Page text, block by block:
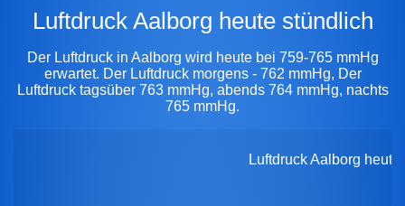
Luftdruck Aalborg heute stündlich
Der Luftdruck in Aalborg wird heute bei 759-765 mmHg
erwartet. Der Luftdruck morgens - 762 mmHg, Der
Luftdruck tagsüber 763 mmHg, abends 764 mmHg, nachts
765 mmHg.
Luftdruck Aalborg